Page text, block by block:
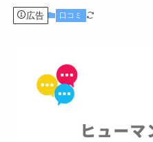
広告 口コミ